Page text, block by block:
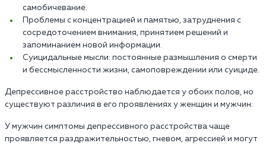
самобичевание.
Проблемы с концентрацией и памятью, затруднения с
сосредоточением внимания, принятием решений и
запоминанием новой информации.
Суицидальные мысли: постоянные размышления о смерти
и бессмысленности жизни, самоповреждении или суициде.
Депрессивное расстройство наблюдается у обоих полов, но
существуют различия в его проявлениях у женщин и мужчин:
У мужчин симптомы депрессивного расстройства чаще
проявляется раздражительностью, гневом, агрессией и могут